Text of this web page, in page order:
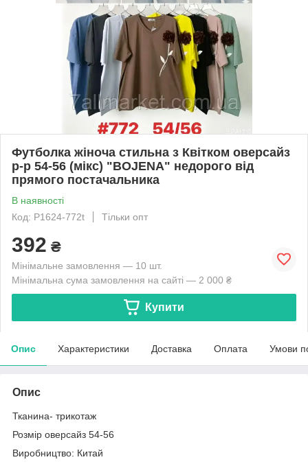
Футболка жіноча стильна з Квітком оверсайз
р-р 54-56 (мікс) "BOJENA" недорого від
прямого постачальника
В наявності
Код: P1624-772t
Тільки опт
392 ₴
Мінімальне замовлення — 10 шт.
Мінімальна сума замовлення на сайті — 2 000 ₴
Купити
Опис Характеристики Доставка Оплата Умови
Опис
Тканина- трикотаж
Розмір оверсайз 54-56
Виробництво: Китай